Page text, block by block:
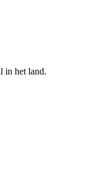
in het land.